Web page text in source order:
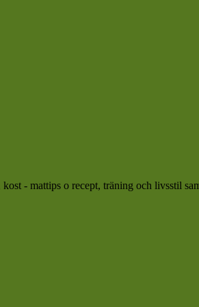
- mattips o recept, träning och livsstil